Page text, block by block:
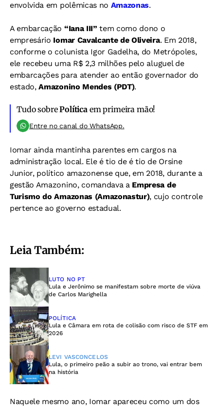
envolvida em polêmicas no Amazonas.
A embarcação “Iana III” tem como dono o
empresário Iomar Cavalcante de Oliveira. Em 2018,
conforme o colunista Igor Gadelha, do Metrópoles,
ele recebeu uma R$ 2,3 milhões pelo aluguel de
embarcações para atender ao então governador do
estado,Amazonino Mendes (PDT).
Tudo sobrePolíticaem primeira mão!
Entre no canal do WhatsApp.
Iomar ainda mantinha parentes em cargos na
administração local. Ele é tio de é tio de Orsine
Junior, político amazonense que, em 2018, durante a
gestão Amazonino, comandava a Empresa de
Turismo do Amazonas (Amazonastur), cujo controle
pertence ao governo estadual.
Leia Também:
LUTO NO PT
Lula e Jerônimo se manifestam sobre morte de viúva
de Carlos Marighella
POLÍTICA
Lula e Câmara em rota de colisão com risco de STF em
2026
LEVI VASCONCELOS
Lula, o primeiro peão a subir ao trono, vai entrar bem
na história
Naquele mesmo ano, Iomar apareceu como um dos